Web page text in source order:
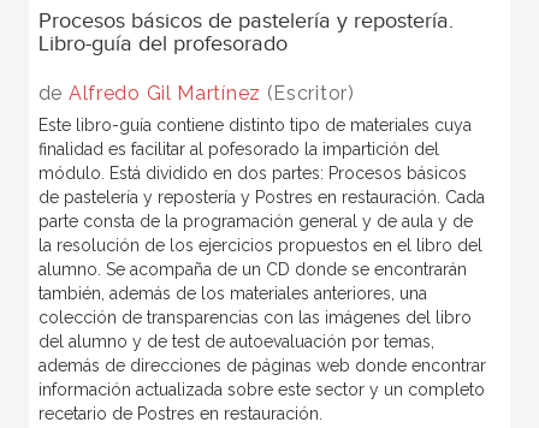
Procesos básicos de pastelería y repostería.
Libro-guía del profesorado
de Alfredo Gil Martínez (Escritor)
Este libro-guía contiene distinto tipo de materiales cuya
finalidad es facilitar al pofesorado la impartición del
módulo. Está dividido en dos partes: Procesos básicos
de pastelería y repostería y Postres en restauración. Cada
parte consta de la programación general y de aula y de
la resolución de los ejercicios propuestos en el libro del
alumno. Se acompaña de un CD donde se encontrarán
también, además de los materiales anteriores, una
colección de transparencias con las imágenes del libro
del alumno y de test de autoevaluación por temas,
además de direcciones de páginas web donde encontrar
información actualizada sobre este sector y un completo
recetario de Postres en restauración.